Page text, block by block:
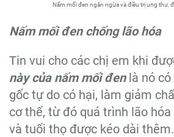
Nấm mối đen ngăn ngừa và điều trị ung thư,
Nấm mối đen chống lão hóa
Tin vui cho các chị em khi
này của nấm mối đenlà nó có
gốc tự do có hại, làm giảm
cơ thể, từ đó quá trình lão
và tuổi thọ được kéo dài thêm.